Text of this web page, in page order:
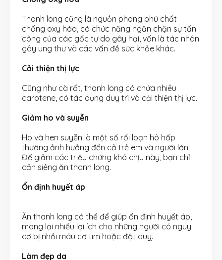
Thanh long cũng là nguồn phong phú chất
chống oxy hóa, có chức năng ngăn chặn sự tấn
công của các gốc tự do gây hại, vốn là tác nhân
gây ung thư và các vấn đề sức khỏe khác.
Cải thiện thị lực
Cũng như cà rốt, thanh long có chứa nhiều
carotene, có tác dụng duy trì và cải thiện thị lực.
Giảm ho và suyễn
Ho và hen suyễn là một số rối loạn hô hấp
thường ảnh hưởng đến cả trẻ em và người lớn.
Để giảm các triệu chứng khó chịu này, bạn chỉ
cần siêng ăn thanh long.
Ổn định huyết áp
Ăn thanh long có thể để giúp ổn định huyết áp,
mang lại nhiều lợi ích cho những người có nguy
cơ bị nhồi máu cơ tim hoặc đột quỵ.
Làm đẹp da